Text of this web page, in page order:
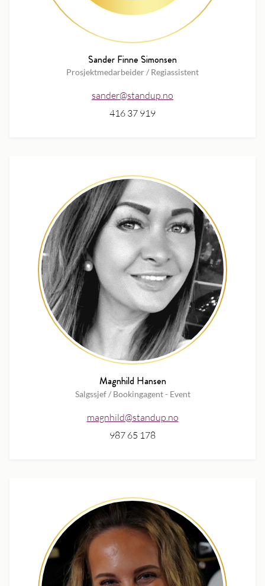
Sander Finne Simonsen
Prosjektmedarbeider / Regiassistent
sander@standup.no
416 37 919
Magnhild Hansen
Salgssjef / Bookingagent - Event
magnhild@standup.no
987 65 178